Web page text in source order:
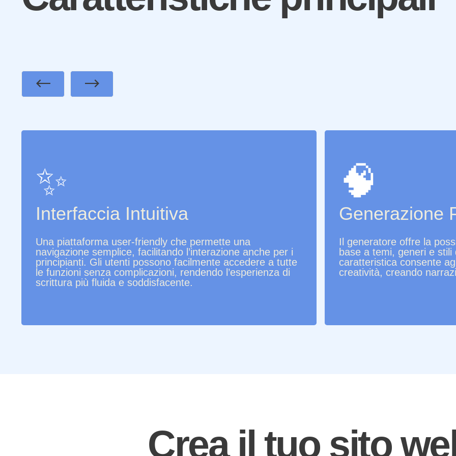
✨
Interfaccia Intuitiva
Una piattaforma user-friendly che permette una
navigazione semplice, facilitando l’interazione anche per i
principianti. Gli utenti possono facilmente accedere a tutte
le funzioni senza complicazioni, rendendo l’esperienza di
scrittura più fluida e soddisfacente.
🧠
Generazione
Il generatore offre la
base a temi, generi e
caratteristica consente
creatività, creando
PreviousNext
Crea il tuo sito